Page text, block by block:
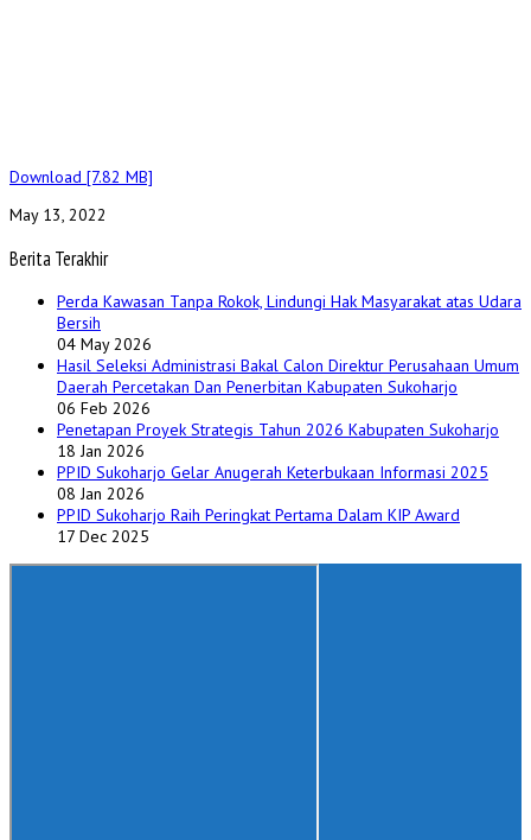
Download [7.82 MB]
May 13, 2022
Berita Terakhir
Perda Kawasan Tanpa Rokok, Lindungi Hak Masyarakat atas Udara
Bersih
04 May 2026
Hasil Seleksi Administrasi Bakal Calon Direktur Perusahaan Umum
Daerah Percetakan Dan Penerbitan Kabupaten Sukoharjo
06 Feb 2026
Penetapan Proyek Strategis Tahun 2026 Kabupaten Sukoharjo
18 Jan 2026
PPID Sukoharjo Gelar Anugerah Keterbukaan Informasi 2025
08 Jan 2026
PPID Sukoharjo Raih Peringkat Pertama Dalam KIP Award
17 Dec 2025